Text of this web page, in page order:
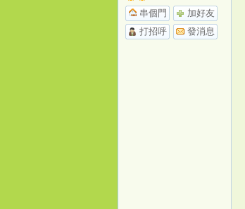
串個門
加好友
打招呼
發消息